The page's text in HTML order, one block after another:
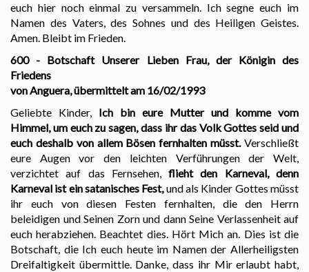
euch hier noch einmal zu versammeln. Ich segne euch im
Namen des Vaters, des Sohnes und des Heiligen Geistes.
Amen. Bleibt im Frieden.
600 - Botschaft Unserer Lieben Frau, der Königin des
Friedens
von Anguera, übermittelt am 16/02/1993
Geliebte Kinder, Ich bin eure Mutter und komme vom
Himmel, um euch zu sagen, dass ihr das Volk Gottes seid und
euch deshalb von allem Bösen fernhalten müsst.Verschließt
eure Augen vor den leichten Verführungen der Welt,
verzichtet auf das Fernsehen,flieht den Karneval, denn
Karneval ist ein satanisches Fest,und als Kinder Gottes müsst
ihr euch von diesen Festen fernhalten, die den Herrn
beleidigen und Seinen Zorn und dann Seine Verlassenheit auf
euch herabziehen. Beachtet dies. Hört Mich an. Dies ist die
Botschaft, die Ich euch heute im Namen der Allerheiligsten
Dreifaltigkeit übermittle. Danke, dass ihr Mir erlaubt habt,